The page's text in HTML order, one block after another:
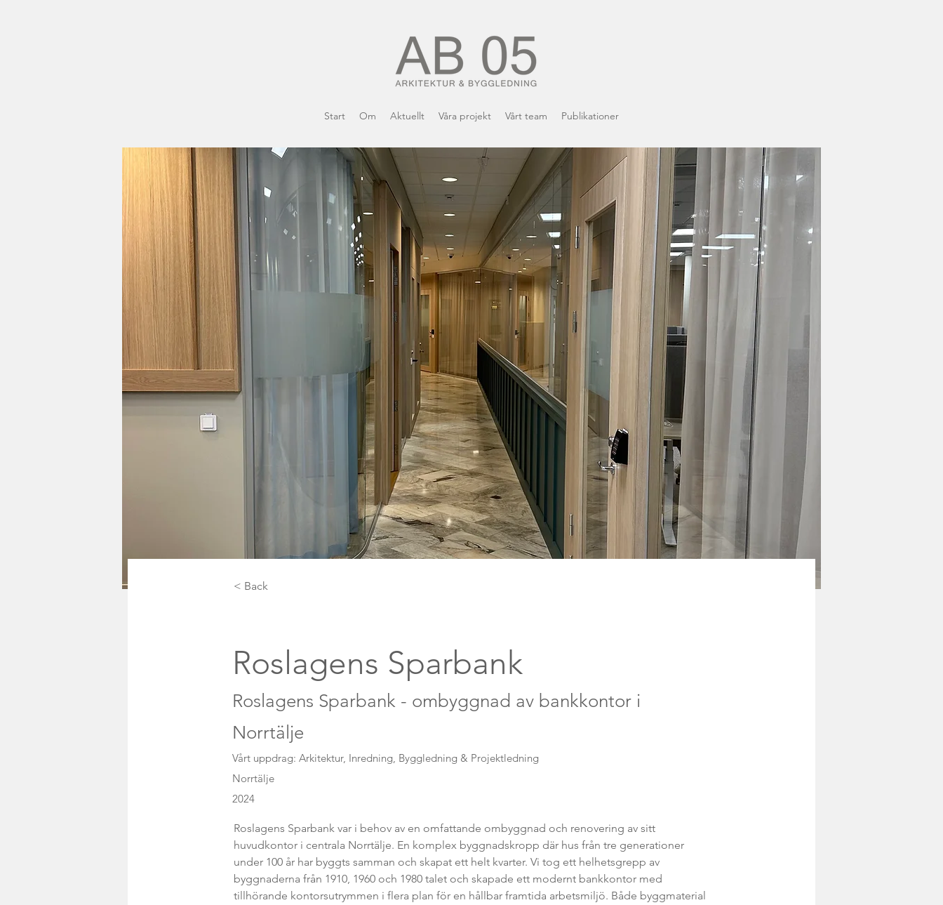
Start Om Aktuellt Våra projekt Vårt team Publikationer
< Back
Roslagens Sparbank
Roslagens Sparbank - ombyggnad av bankkontor i
Norrtälje
Vårt uppdrag: Arkitektur, Inredning, Byggledning & Projektledning
Norrtälje
2024
Roslagens Sparbank var i behov av en omfattande ombyggnad och renovering av sitt
huvudkontor i centrala Norrtälje. En komplex byggnadskropp där hus från tre generationer
under 100 år har byggts samman och skapat ett helt kvarter. Vi tog ett helhetsgrepp av
byggnaderna från 1910, 1960 och 1980 talet och skapade ett modernt bankkontor med
tillhörande kontorsutrymmen i flera plan för en hållbar framtida arbetsmiljö. Både byggmaterial